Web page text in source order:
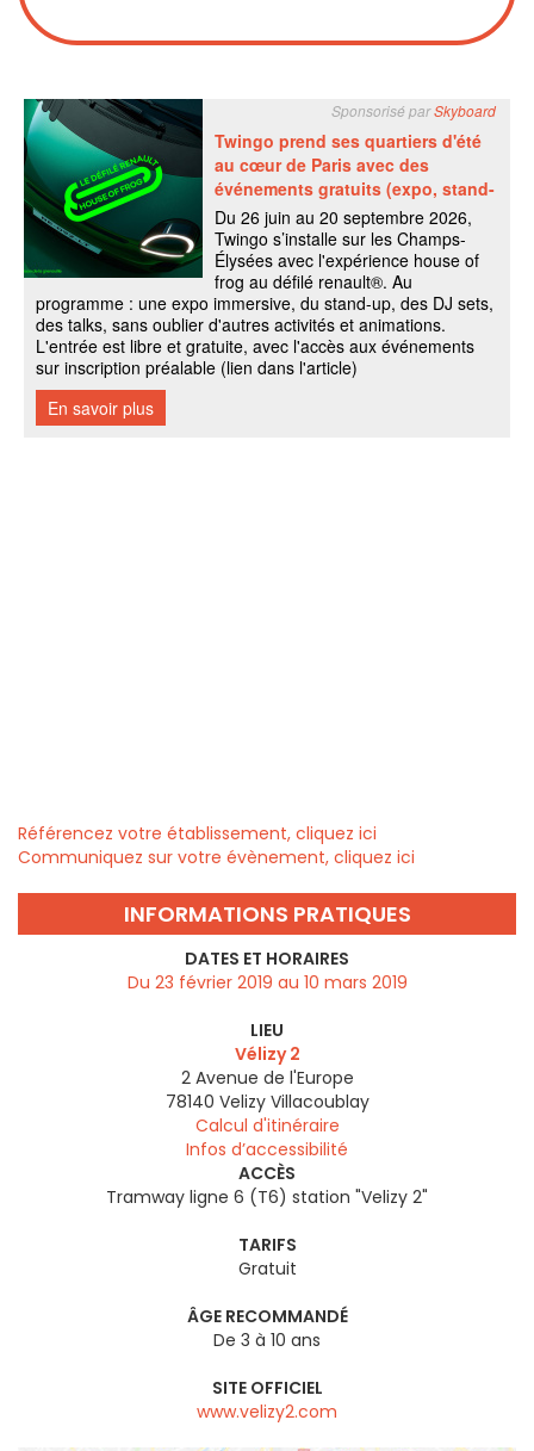
Référencez votre établissement, cliquez ici
Communiquez sur votre évènement, cliquez ici
INFORMATIONS PRATIQUES
DATES ET HORAIRES
Du 23 février 2019 au 10 mars 2019
LIEU
Vélizy 2
2 Avenue de l'Europe
78140 Velizy Villacoublay
Calcul d'itinéraire
Infos d’accessibilité
ACCÈS
Tramway ligne 6 (T6) station "Velizy 2"
TARIFS
Gratuit
ÂGE RECOMMANDÉ
De 3 à 10 ans
SITE OFFICIEL
www.velizy2.com